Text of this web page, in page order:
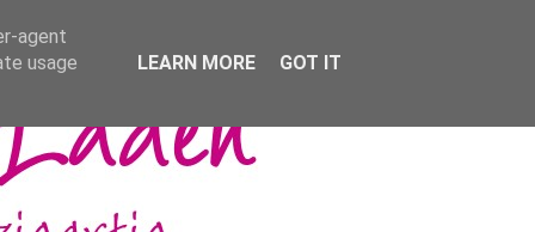
agent
usage
LEARN MORE GOT IT